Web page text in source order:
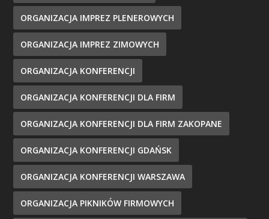
ORGANIZACJA IMPREZ PLENEROWYCH
ORGANIZACJA IMPREZ ZIMOWYCH
ORGANIZACJA KONFERENCJI
ORGANIZACJA KONFERENCJI DLA FIRM
ORGANIZACJA KONFERENCJI DLA FIRM ZAKOPANE
ORGANIZACJA KONFERENCJI GDAŃSK
ORGANIZACJA KONFERENCJI WARSZAWA
ORGANIZACJA PIKNIKÓW FIRMOWYCH